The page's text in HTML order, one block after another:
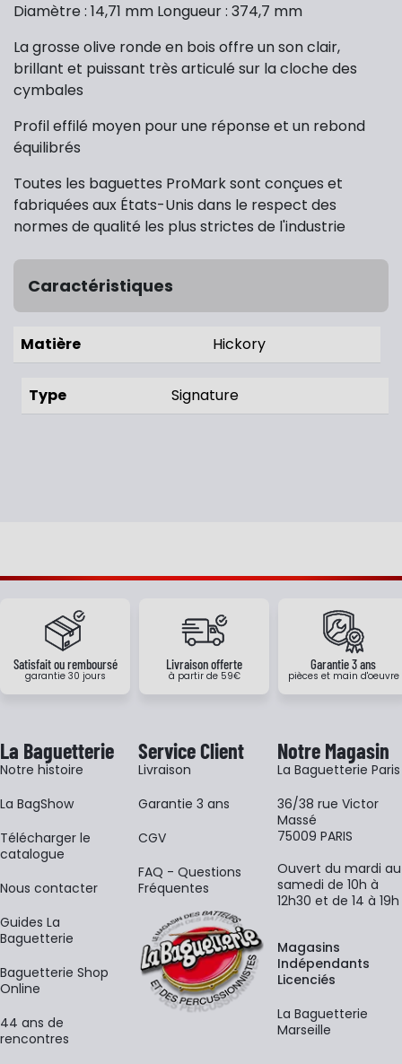
Diamètre : 14,71 mm Longueur : 374,7 mm
La grosse olive ronde en bois offre un son clair,
brillant et puissant très articulé sur la cloche des
cymbales
Profil effilé moyen pour une réponse et un rebond
équilibrés
Toutes les baguettes ProMark sont conçues et
fabriquées aux États-Unis dans le respect des
normes de qualité les plus strictes de l'industrie
Caractéristiques
Matière Hickory
Type Signature
Satisfait ou remboursé
garantie 30 jours
Livraison offerte
à partir de 59€
Garantie 3 ans
pièces et main d'oeuvre
La Baguetterie
Notre histoire
La BagShow
​Télécharger le
catalogue
Nous contacter
Guides La
Baguetterie
Baguetterie Shop
Online
44 ans de
rencontres
Service Client
Livraison
Garantie 3 ans
CGV
FAQ - Questions
Fréquentes
Notre Magasin
La Baguetterie Paris
36/38 rue Victor
Massé
75009 PARIS
Ouvert du mardi au
samedi de 10h à
12h30 et de 14 à 19h
Magasins
Indépendants
Licenciés
La Baguetterie
Marseille